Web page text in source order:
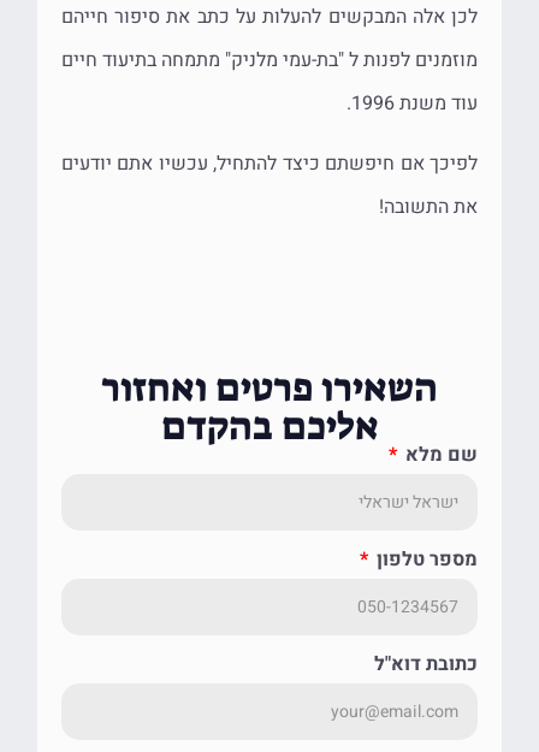
לכן אלה המבקשים להעלות על כתב את סיפור חייהם
מוזמנים לפנות ל "בת-עמי מלניק" מתמחה בתיעוד חיים
עוד משנת 1996.
לפיכך אם חיפשתם כיצד להתחיל, עכשיו אתם יודעים
את התשובה!
השאירו פרטים ואחזור
אליכם בהקדם
שם מלא
מספר טלפון
כתובת דוא"ל